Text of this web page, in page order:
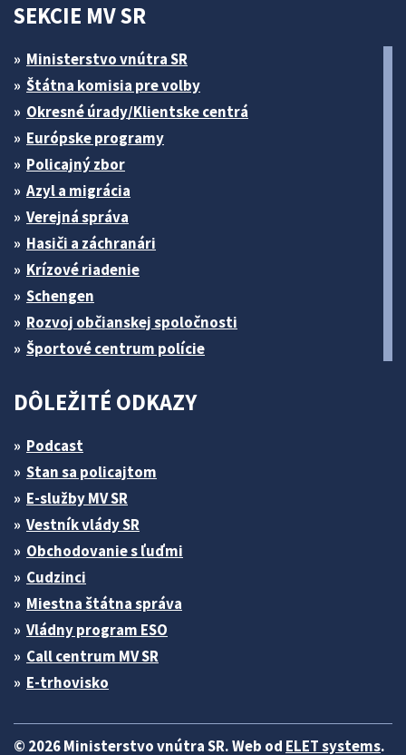
SEKCIE MV SR
Ministerstvo vnútra SR
Štátna komisia pre volby
Okresné úrady/Klientske centrá
Európske programy
Policajný zbor
Azyl a migrácia
Verejná správa
Hasiči a záchranári
Krízové riadenie
Schengen
Rozvoj občianskej spoločnosti
Športové centrum polície
DÔLEŽITÉ ODKAZY
Podcast
Stan sa policajtom
E-služby MV SR
Vestník vlády SR
Obchodovanie s ľuďmi
Cudzinci
Miestna štátna správa
Vládny program ESO
Call centrum MV SR
E-trhovisko
© 2026 Ministerstvo vnútra SR. Web od ELET systems.